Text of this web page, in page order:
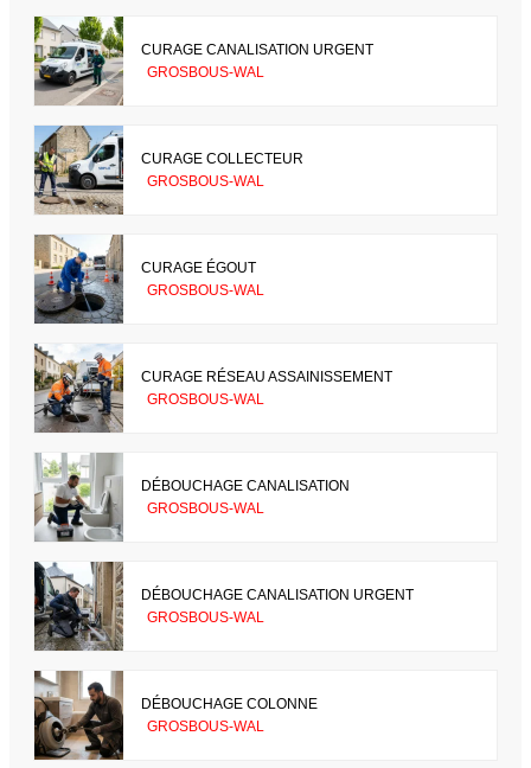
CURAGE CANALISATION URGENT
GROSBOUS-WAL
CURAGE COLLECTEUR
GROSBOUS-WAL
CURAGE ÉGOUT
GROSBOUS-WAL
CURAGE RÉSEAU ASSAINISSEMENT
GROSBOUS-WAL
DÉBOUCHAGE CANALISATION
GROSBOUS-WAL
DÉBOUCHAGE CANALISATION URGENT
GROSBOUS-WAL
DÉBOUCHAGE COLONNE
GROSBOUS-WAL